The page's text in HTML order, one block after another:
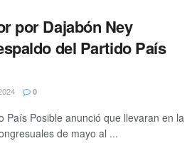
por Dajabón Ney
del Partido País
0
País Posible anunció que llevaran en la
de mayo al ...